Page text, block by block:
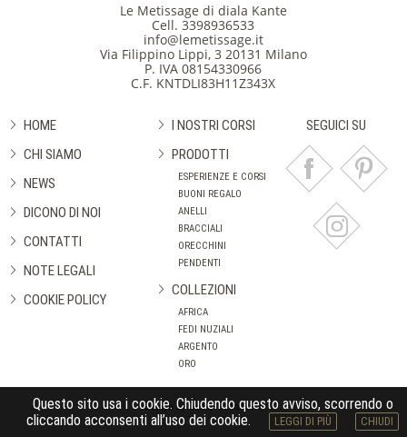
Le Metissage di diala Kante
Cell.3398936533
info@lemetissage.it
Via Filippino Lippi, 3 20131 Milano
P. IVA 08154330966
C.F. KNTDLI83H11Z343X
HOME
CHI SIAMO
NEWS
DICONO DI NOI
CONTATTI
NOTE LEGALI
COOKIE POLICY
I NOSTRI CORSI
PRODOTTI
ESPERIENZE E CORSI
BUONI REGALO
ANELLI
BRACCIALI
ORECCHINI
PENDENTI
COLLEZIONI
AFRICA
FEDI NUZIALI
ARGENTO
ORO
SEGUICI SU
Design by Studio Manolibera
Questo sito usa i cookie. Chiudendo questo avviso, scorrendo o
cliccando acconsenti all’uso dei cookie.
LEGGI DI PIÙ CHIUDI